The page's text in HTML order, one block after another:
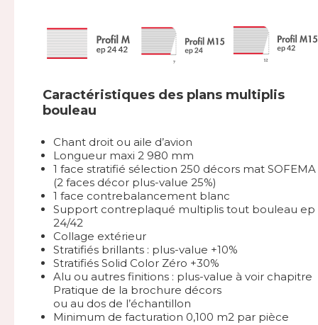
Caractéristiques des plans multiplis
bouleau
Chant droit ou aile d’avion
Longueur maxi 2 980 mm
1 face stratifié sélection 250 décors mat SOFEMA
(2 faces décor plus-value 25%)
1 face contrebalancement blanc
Support contreplaqué multiplis tout bouleau ep
24/42
Collage extérieur
Stratifiés brillants : plus-value +10%
Stratifiés Solid Color Zéro +30%
Alu ou autres finitions : plus-value à voir chapitre
Pratique de la brochure décors
ou au dos de l’échantillon
Minimum de facturation 0,100 m2 par pièce